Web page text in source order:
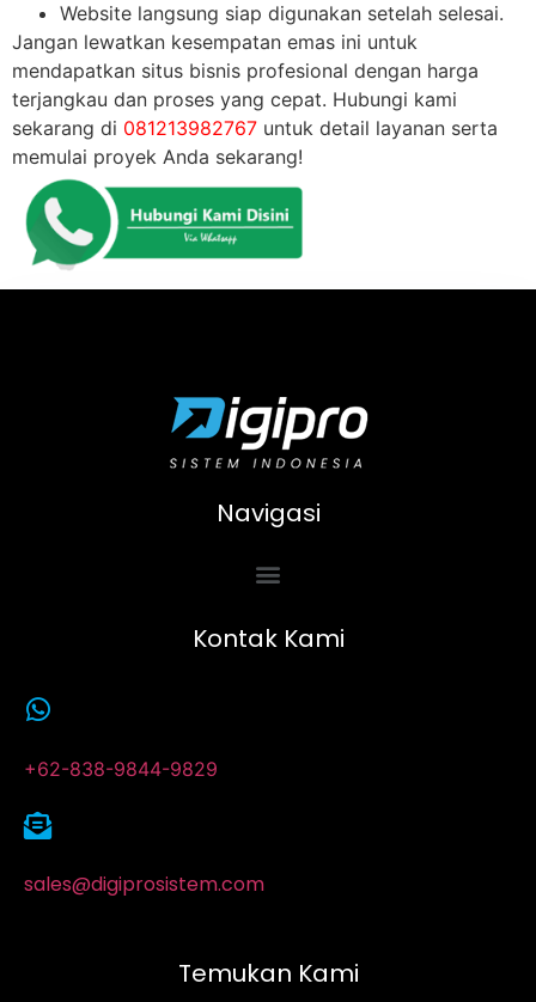
Website langsung siap digunakan setelah selesai.
Jangan lewatkan kesempatan emas ini untuk
mendapatkan situs bisnis profesional dengan harga
terjangkau dan proses yang cepat. Hubungi kami
sekarang di 081213982767 untuk detail layanan serta
memulai proyek Anda sekarang!
Navigasi
Kontak Kami
+62-838-9844-9829
sales@digiprosistem.com
Temukan Kami